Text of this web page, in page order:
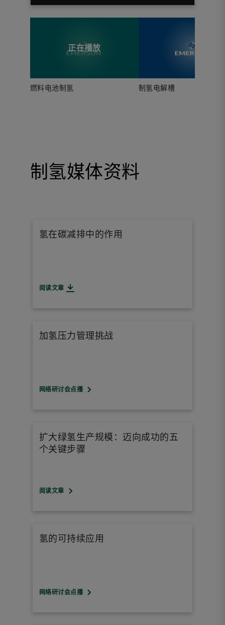
正在播放
燃料电池制氢 制氢电解槽
制氢媒体资料
氢在碳减排中的作用
阅读文章
加氢压力管理挑战
网络研讨会点播
扩大绿氢生产规模：迈向成功的五
个关键步骤
阅读文章
氢的可持续应用
网络研讨会点播